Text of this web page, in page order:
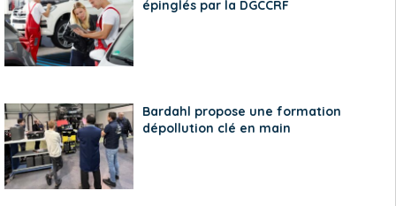
épinglés par la DGCCRF
Bardahl propose une formation
dépollution clé en main